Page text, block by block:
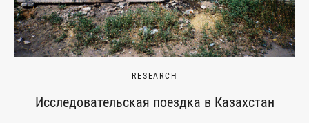
RESEARCH
Исследовательская поездка в Казахстан